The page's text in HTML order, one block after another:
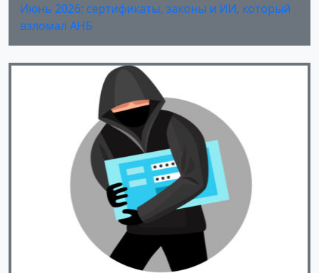
Июнь 2026: сертификаты, законы и ИИ, который
взломал АНБ